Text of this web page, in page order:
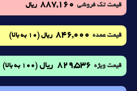
قیمت تک فروشی 887,160 ریال
قیمت عمده 846,000 ریال (10 به بالا)
قیمت ویژه 829,536 ریال (100 به بالا)